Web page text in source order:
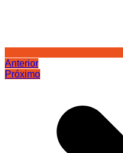
Anterior
Próximo